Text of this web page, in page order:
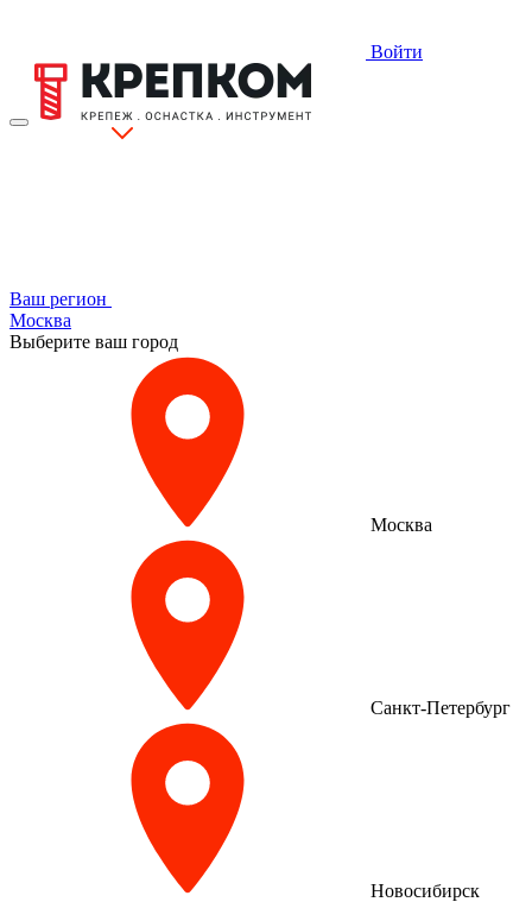
Войти
Ваш регион
Москва
Выберите ваш город
Москва
Санкт-Петербург
Новосибирск